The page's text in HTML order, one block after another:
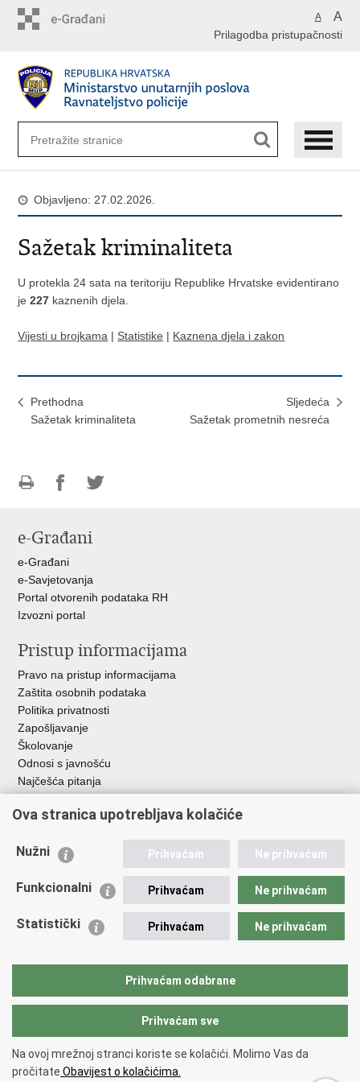
A A
Prilagodba pristupačnosti
Objavljeno: 27.02.2026.
Sažetak kriminaliteta
U protekla 24 sata na teritoriju Republike Hrvatske evidentirano
je227 kaznenih djela.
Vijesti u brojkama | Statistike | Kaznena djela i zakon
Prethodna
Sažetak kriminaliteta
Sljedeća
Sažetak prometnih nesreća
FacebookuTwitteru
e-Građani
e-Građani
e-Savjetovanja
Portal otvorenih podataka RH
Izvozni portal
Pristup informacijama
Pravo na pristup informacijama
Zaštita osobnih podataka
Politika privatnosti
Zapošljavanje
Školovanje
Odnosi s javnošću
Najčešća pitanja
Važne poveznice
EMN Nacionalna kontaktna točka za Republiku Hrvatsku
Policijska akademija
Zaklada policijske solidarnosti
Sindikati
Copyright © 2026 Ravnateljstvo policije.
Ova stranica upotrebljava kolačiće
Nužni Prihvaćam Ne prihvaćam
Funkcionalni Prihvaćam Ne prihvaćam
Statistički Prihvaćam Ne prihvaćam
Prihvaćam odabrane
Prihvaćam sve
Na ovoj mrežnoj stranci koriste se kolačići. Molimo Vas da
pročitate Obavijest o kolačićima.